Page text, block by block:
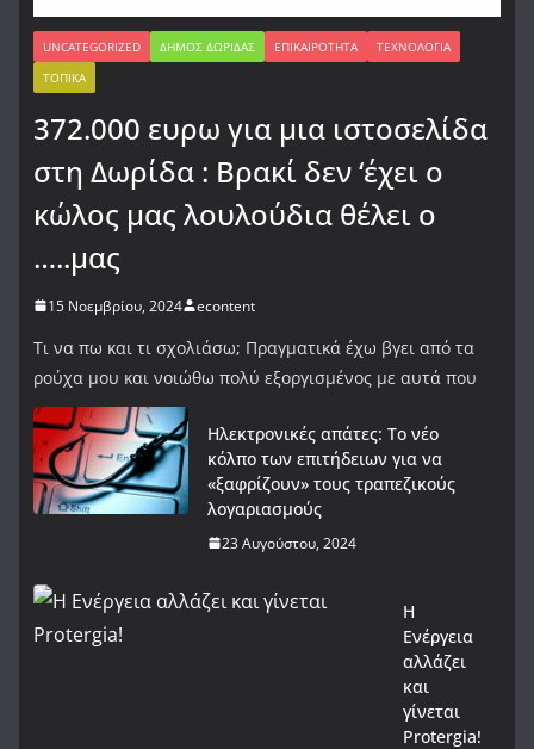
UNCATEGORIZED ΔΉΜΟΣ ΔΩΡΊΔΑΣ ΕΠΙΚΑΙΡΌΤΗΤΑ
ΤΕΧΝΟΛΟΓΊΑ
ΤΟΠΙΚΆ
372.000 ευρω για μια ιστοσελίδα
στη Δωρίδα : Βρακί δεν ‘έχει ο
κώλος μας λουλούδια θέλει ο
…..μας
15 Νοεμβρίου, 2024 econtent
Τι να πω και τι σχολιάσω; Πραγματικά έχω βγει από τα
ρούχα μου και νοιώθω πολύ εξοργισμένος με αυτά που
Ηλεκτρονικές απάτες: Το νέο
κόλπο των επιτήδειων για να
«ξαφρίζουν» τους τραπεζικούς
λογαριασμούς
23 Αυγούστου, 2024
Η
Ενέργεια
αλλάζει
και
γίνεται
Protergia!